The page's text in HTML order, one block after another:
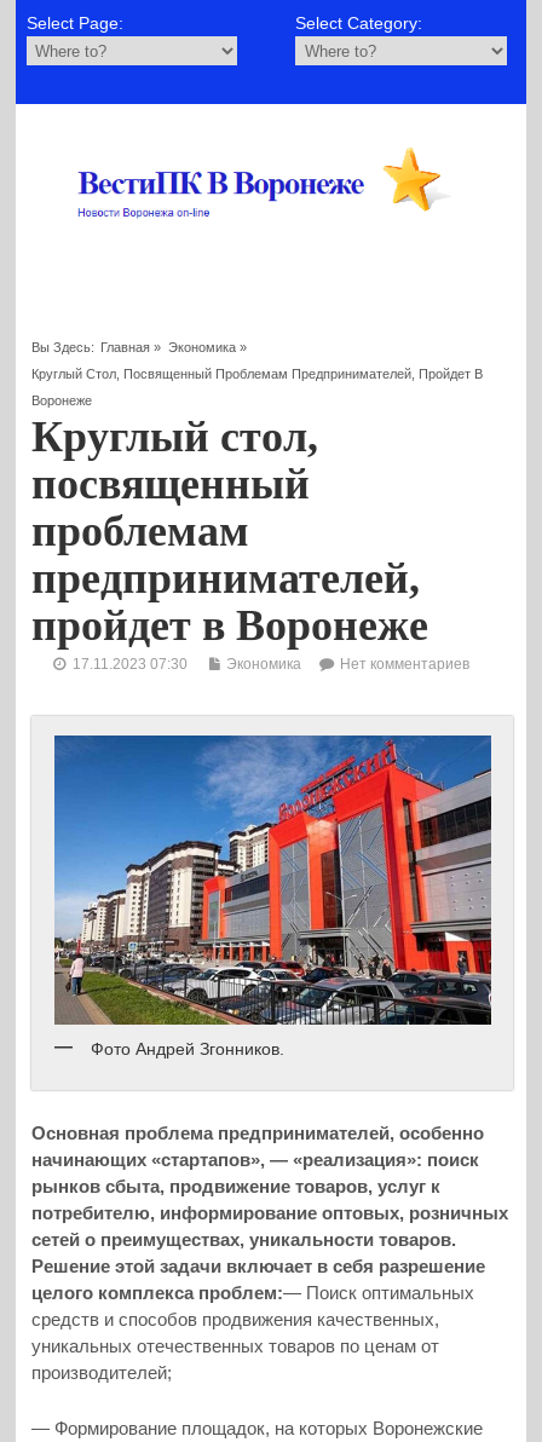
Select Page: Select Category:
Вы Здесь: Главная » Экономика»
Круглый Стол, Посвященный Проблемам Предпринимателей, Пройдет В
Воронеже
Круглый стол,
посвященный
проблемам
предпринимателей,
пройдет в Воронеже
17.11.2023 07:30 Экономика Нет комментариев
Фото Андрей Згонников.
Основная проблема предпринимателей, особенно
начинающих «стартапов», — «реализация»: поиск
рынков сбыта, продвижение товаров, услуг к
потребителю, информирование оптовых, розничных
сетей о преимуществах, уникальности товаров.
Решение этой задачи включает в себя разрешение
целого комплекса проблем:— Поиск оптимальных
средств и способов продвижения качественных,
уникальных отечественных товаров по ценам от
производителей;
— Формирование площадок, на которых Воронежские